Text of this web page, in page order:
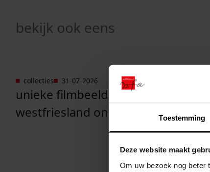
Toestemming
Deze website maakt
Om uw bezoek nog beter
bekijk ook eens
collecties 31-07-2026
unieke filmbeelden uit
westfriesland online
Ga naar "Unieke filmbeelden uit Westfriesland
Ga